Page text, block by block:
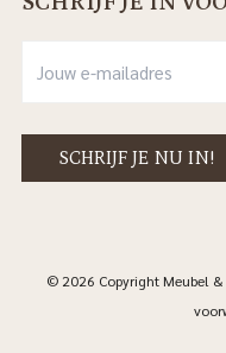
© 2026 Copyright Meubel &